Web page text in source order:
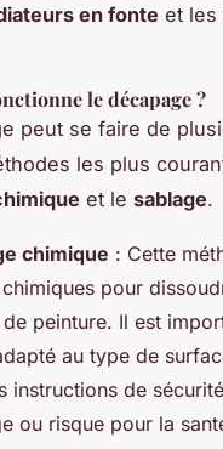
en fonte et les
le décapage ?
peut se faire de
les plus
et le sablage.
chimique : Cette
pour
peinture. Il est
au type de
instructions de
ou risque pour la